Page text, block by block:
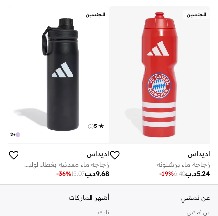
للجنسين
اديداس
زجاجة ماء برشلونة
د.ب5.24
6.40
-19%
للجنسين
+
2
5
(
1
)
اديداس
زجاجة ماء معدنية بغطاء لولبي ٠.٦ لتر
د.ب9.68
15.07
-36%
عن نمشي
عن نمشي
أشهر الماركات
نايك